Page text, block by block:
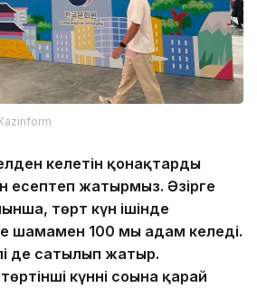
келетін қонақтардың
есептеп жатырмыз. Әзірге
төрт күн ішінде
шамамен 100 мың адам келеді.
де сатылып жатыр.
күннің соңына қарай